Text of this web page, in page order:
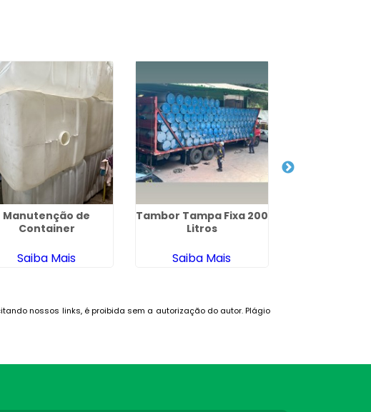
Manutenção de
Container
Saiba Mais
Tambor Tampa Fixa 200
Litros
Saiba Mais
nossos links, é proibida sem a autorização do autor. Plágio